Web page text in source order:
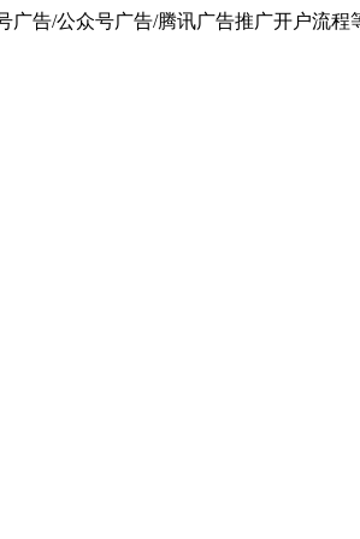
告/公众号广告/腾讯广告推广开户流程